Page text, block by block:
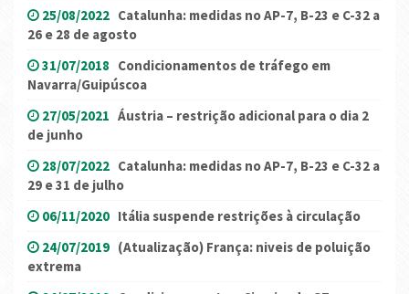
25/08/2022 Catalunha: medidas no AP-7, B-23 e C-32 a
26 e 28 de agosto
31/07/2018 Condicionamentos de tráfego em
Navarra/Guipúscoa
27/05/2021 Áustria – restrição adicional para o dia 2
de junho
28/07/2022 Catalunha: medidas no AP-7, B-23 e C-32 a
29 e 31 de julho
06/11/2020 Itália suspende restrições à circulação
24/07/2019 (Atualização) França: niveis de poluição
extrema